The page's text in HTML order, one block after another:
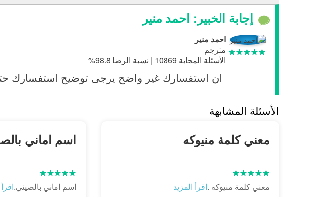
إجابة الخبير: احمد منير
احمد منير
مترجم
الأسئلة المجابة 10869 | نسبة الرضا 98.8%
ان استفسارك غير واضح يرجى توضيح استفسارك
الأسئلة المشابهة
معني كلمة منيوكه
معني كلمة منيوكه .اقرأ المزيد
اسم اماني
اسم اماني بالصيني.